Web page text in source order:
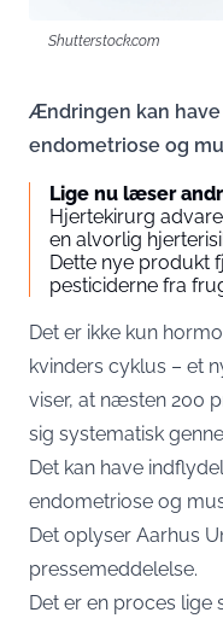
Shutterstock.com
Ændringen kan
endometriose og
Lige nu læser
Hjertekirurg
en alvorlig
Dette nye produkt
pesticiderne fra
Det er ikke kun
kvinders cyklus – et
viser, at næsten 200
sig systematisk
Det kan have
endometriose og
Det oplyser Aarhus
pressemeddelelse.
Det er en proces lige